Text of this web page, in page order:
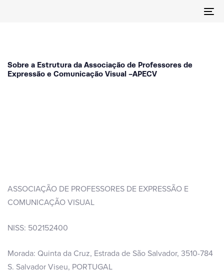
SkipSobre a Estrutura da Associação de Professores de
Expressão e Comunicação Visual -APECV
ASSOCIAÇÃO DE PROFESSORES DE EXPRESSÃO E
COMUNICAÇÃO VISUAL
NISS: 502152400
Morada: Quinta da Cruz, Estrada de São Salvador, 3510-784
S. Salvador Viseu, PORTUGAL